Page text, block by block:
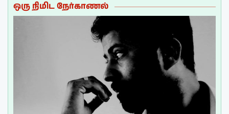
ஒரு நிமிட நேர்காணல்